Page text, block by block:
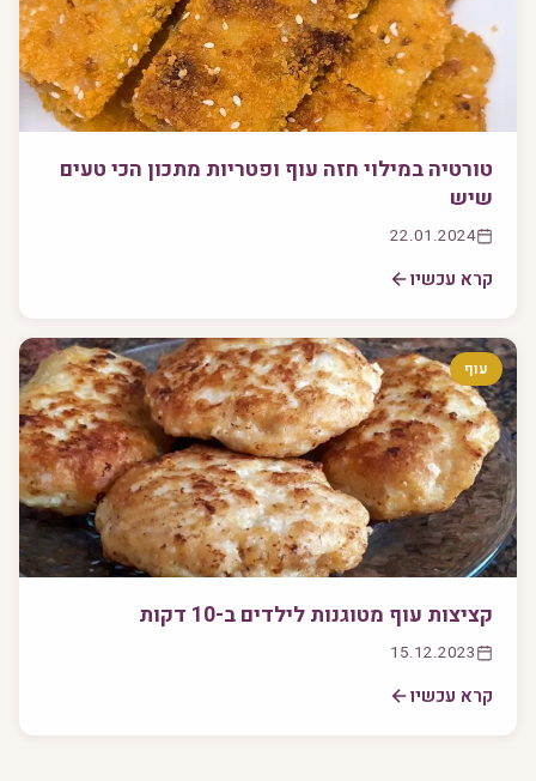
טורטיה במילוי חזה עוף ופטריות מתכון הכי טעים
שיש
22.01.2024
קרא עכשיו
עוף
קציצות עוף מטוגנות לילדים ב-10 דקות
15.12.2023
קרא עכשיו